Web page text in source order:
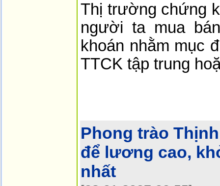
Thị trường chứng
người ta mua
khoán nhằm mục
TTCK tập trung
Phong trào
để lương cao,
nhất